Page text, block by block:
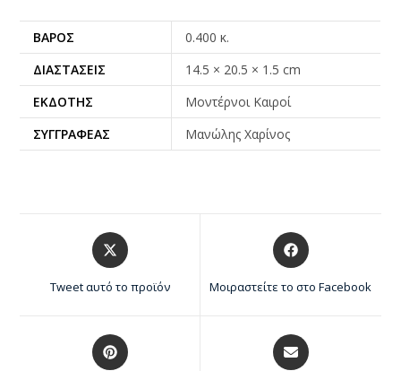
ΒΆΡΟΣ
0.400 κ.
ΔΙΑΣΤΆΣΕΙΣ
14.5 × 20.5 × 1.5 cm
ΕΚΔΌΤΗΣ
Μοντέρνοι Καιροί
ΣΥΓΓΡΑΦΈΑΣ
Μανώλης Χαρίνος
Tweet αυτό το προϊόν Μοιραστείτε το στο Facebook